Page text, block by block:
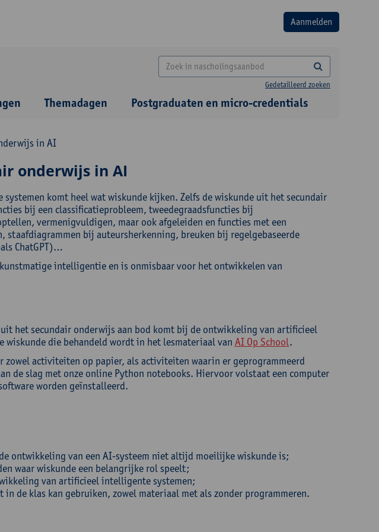
Gedetailleerd zoeken
Themadagen Postgraduaten en micro-credentials
in AI
onderwijs in AI
komt heel wat wiskunde kijken. Zelfs de wiskunde uit het secundair
bij een classificatieprobleem, tweedegraadsfuncties bij
vermenigvuldigen, maar ook afgeleiden en functies met een
bij auteursherkenning, breuken bij regelgebaseerde
ChatGPT)…
intelligentie en is onmisbaar voor het ontwikkelen van
het secundair onderwijs aan bod komt bij de ontwikkeling van artificieel
wiskunde die behandeld wordt in het lesmateriaal van AI Op School.
zowel activiteiten op papier, als activiteiten waarin er geprogrammeerd
de slag met onze online Python notebooks. Hiervoor volstaat een computer
worden geïnstalleerd.
ontwikkeling van een AI-systeem niet altijd moeilijke wiskunde is;
waar wiskunde een belangrijke rol speelt;
van artificieel intelligente systemen;
de klas kan gebruiken, zowel materiaal met als zonder programmeren.